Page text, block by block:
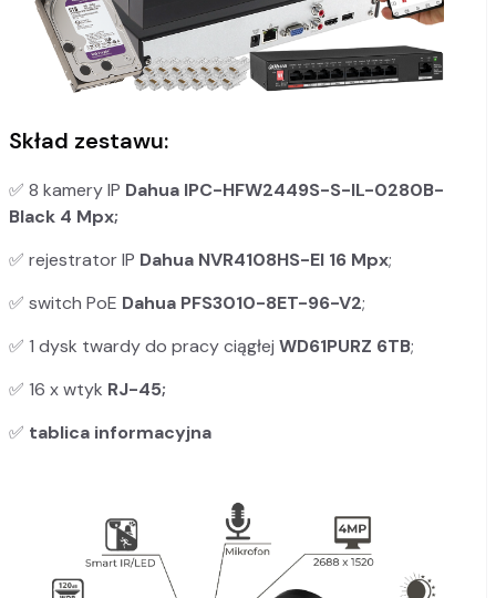
Skład zestawu:
✅ 8 kamery IP Dahua IPC-HFW2449S-S-IL-0280B-
Black 4 Mpx;
✅ rejestrator IP Dahua NVR4108HS-EI 16 Mpx;
✅ switch PoE Dahua PFS3010-8ET-96-V2;
✅ 1 dysk twardy do pracy ciągłej WD61PURZ 6TB;
✅ 16 x wtyk RJ-45;
✅ tablica informacyjna